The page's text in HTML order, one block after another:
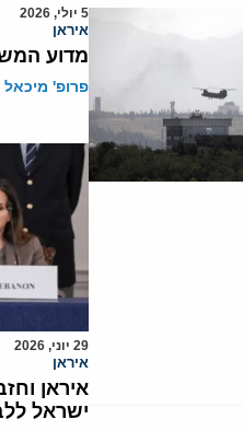
והרחבת
נוספות
ברחבי
5 יולי, 2026
איראן
מדוע
פרופ' מיכאל
29 יוני, 2026
איראן
איראן
ישראל